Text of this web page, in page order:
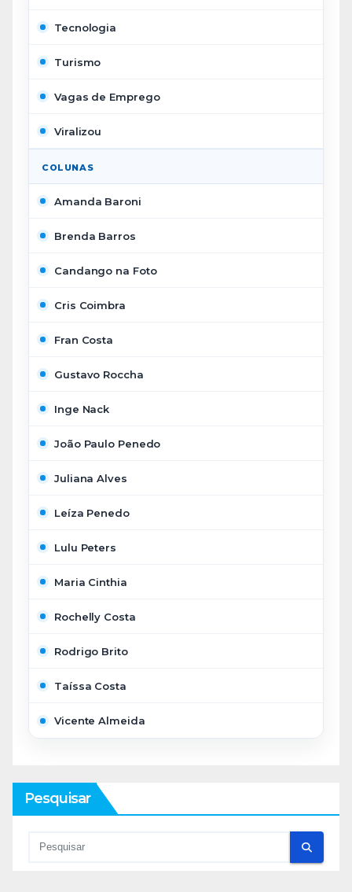
Tecnologia
Turismo
Vagas de Emprego
Viralizou
COLUNAS
Amanda Baroni
Brenda Barros
Candango na Foto
Cris Coimbra
Fran Costa
Gustavo Roccha
Inge Nack
João Paulo Penedo
Juliana Alves
Leíza Penedo
Lulu Peters
Maria Cinthia
Rochelly Costa
Rodrigo Brito
Taíssa Costa
Vicente Almeida
Pesquisar